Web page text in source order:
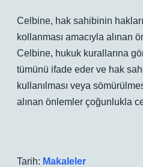
Celbine, hak sahibinin
kollanması amacıyla alınan
Celbine, hukuk kurallarına
tümünü ifade eder ve hak
kullanılması veya
alınan önlemler çoğunlukla
Tarih: Makaleler